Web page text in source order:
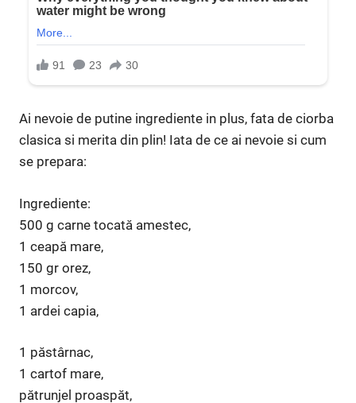
Ai nevoie de putine ingrediente in plus, fata de ciorba
clasica si merita din plin! Iata de ce ai nevoie si cum
se prepara:
Ingrediente:
500 g carne tocată amestec,
1 ceapă mare,
150 gr orez,
1 morcov,
1 ardei capia,
1 păstârnac,
1 cartof mare,
pătrunjel proaspăt,